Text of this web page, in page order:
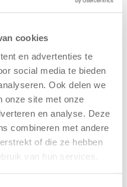
cookies
en advertenties te
social media te bieden
Ook delen we
onze site met onze
en analyse. Deze
combineren met andere
of die ze hebben
van hun services.